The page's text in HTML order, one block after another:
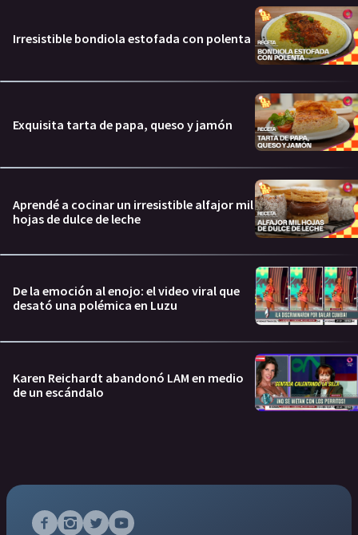
Irresistible bondiola estofada con polenta
Exquisita tarta de papa, queso y jamón
Aprendé a cocinar un irresistible alfajor mil
hojas de dulce de leche
De la emoción al enojo: el video viral que
desató una polémica en Luzu
Karen Reichardt abandonó LAM en medio
de un escándalo